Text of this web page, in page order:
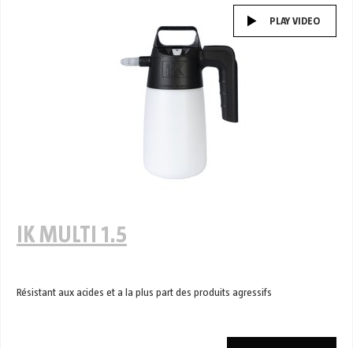
PLAY VIDEO
IK MULTI 1.5
Résistant aux acides et a la plus part des produits agressifs